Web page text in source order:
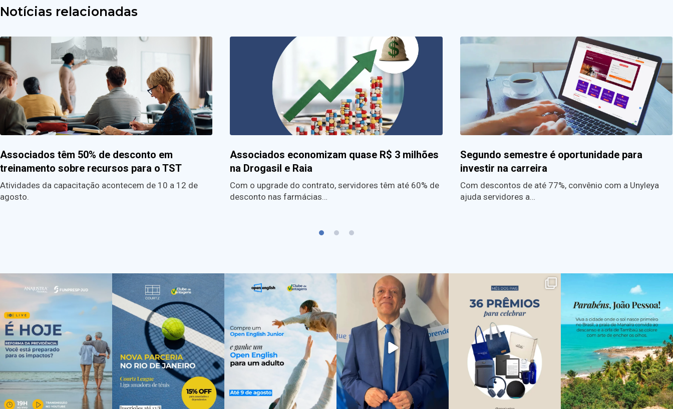
Notícias relacionadas
Associados têm 50% de desconto em
treinamento sobre recursos para o TST
Atividades da capacitação acontecem de 10 a 12 de
agosto.
Associados economizam quase R$ 3 milhões
na Drogasil e Raia
Com o upgrade do contrato, servidores têm até 60% de
desconto nas farmácias…
Segundo semestre é oportunidade para
investir na carreira
Com descontos de até 77%, convênio com a Unyleya
ajuda servidores a…